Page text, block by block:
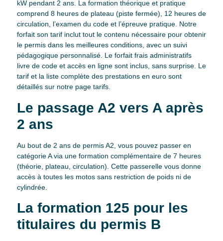
kW pendant 2 ans. La formation théorique et pratique
comprend 8 heures de plateau (piste fermée), 12 heures de
circulation, l’examen du code et l’épreuve pratique. Notre
forfait son tarif inclut tout le contenu nécessaire pour obtenir
le permis dans les meilleures conditions, avec un suivi
pédagogique personnalisé. Le forfait frais administratifs
livre de code et accès en ligne sont inclus, sans surprise. Le
tarif et la liste complète des prestations en euro sont
détaillés sur notre page tarifs.
Le passage A2 vers A après
2 ans
Au bout de 2 ans de permis A2, vous pouvez passer en
catégorie A via une formation complémentaire de 7 heures
(théorie, plateau, circulation). Cette passerelle vous donne
accès à toutes les motos sans restriction de poids ni de
cylindrée.
La formation 125 pour les
titulaires du permis B